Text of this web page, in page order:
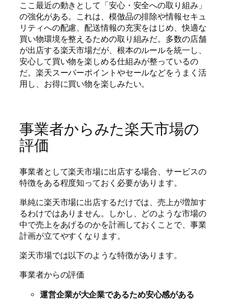
ここ最近の動きとして「安心・安全への取り組み」
の強化がある。これは、模倣品の排除や情報セキュ
リティへの配慮、配送情報の充実をはじめ、快適な
買い物環境を整えるための取り組みだ。多数の店舗
が出店する楽天市場だが、根本のルールを統一し、
安心して買い物を楽しめる仕組みが整っているの
だ。楽天スーパーポイントやセールなどをうまく活
用し、お得に買い物を楽しみたい。
事業者からみた楽天市場の
評価
事業者として楽天市場に出店する場合、サービスの
特徴をある程度知っておく必要があります。
単純に楽天市場に出店するだけでは、売上が増加す
るわけではありません。しかし、どのような市場の
中で売上をあげるのかを計画しておくことで、事業
計画が立てやすくなります。
楽天市場では以下のような特徴があります。
事業者からの評価
運営企業が大企業であるため安心感がある